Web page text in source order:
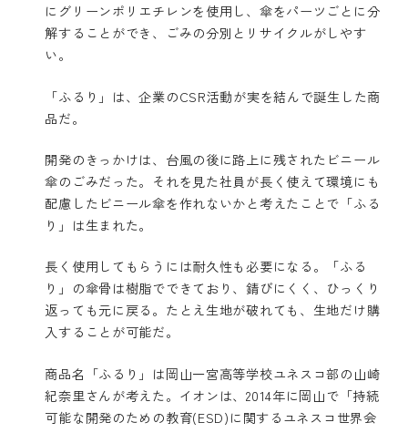
にグリーンポリエチレンを使用し、傘をパーツごとに分
解することができ、ごみの分別とリサイクルがしやす
い。
「ふるり」は、企業のCSR活動が実を結んで誕生した商
品だ。
開発のきっかけは、台風の後に路上に残されたビニール
傘のごみだった。それを見た社員が長く使えて環境にも
配慮したビニール傘を作れないかと考えたことで「ふる
り」は生まれた。
長く使用してもらうには耐久性も必要になる。「ふる
り」の傘骨は樹脂でできており、錆びにくく、ひっくり
返っても元に戻る。たとえ生地が破れても、生地だけ購
入することが可能だ。
商品名「ふるり」は岡山一宮高等学校ユネスコ部の山崎
紀奈里さんが考えた。イオンは、2014年に岡山で「持続
可能な開発のための教育(ESD)に関するユネスコ世界会